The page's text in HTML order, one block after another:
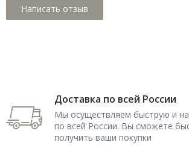
Доставка по всей России
Мы осуществляем быструю и
по всей России. Вы сможете
получить ваши покупки